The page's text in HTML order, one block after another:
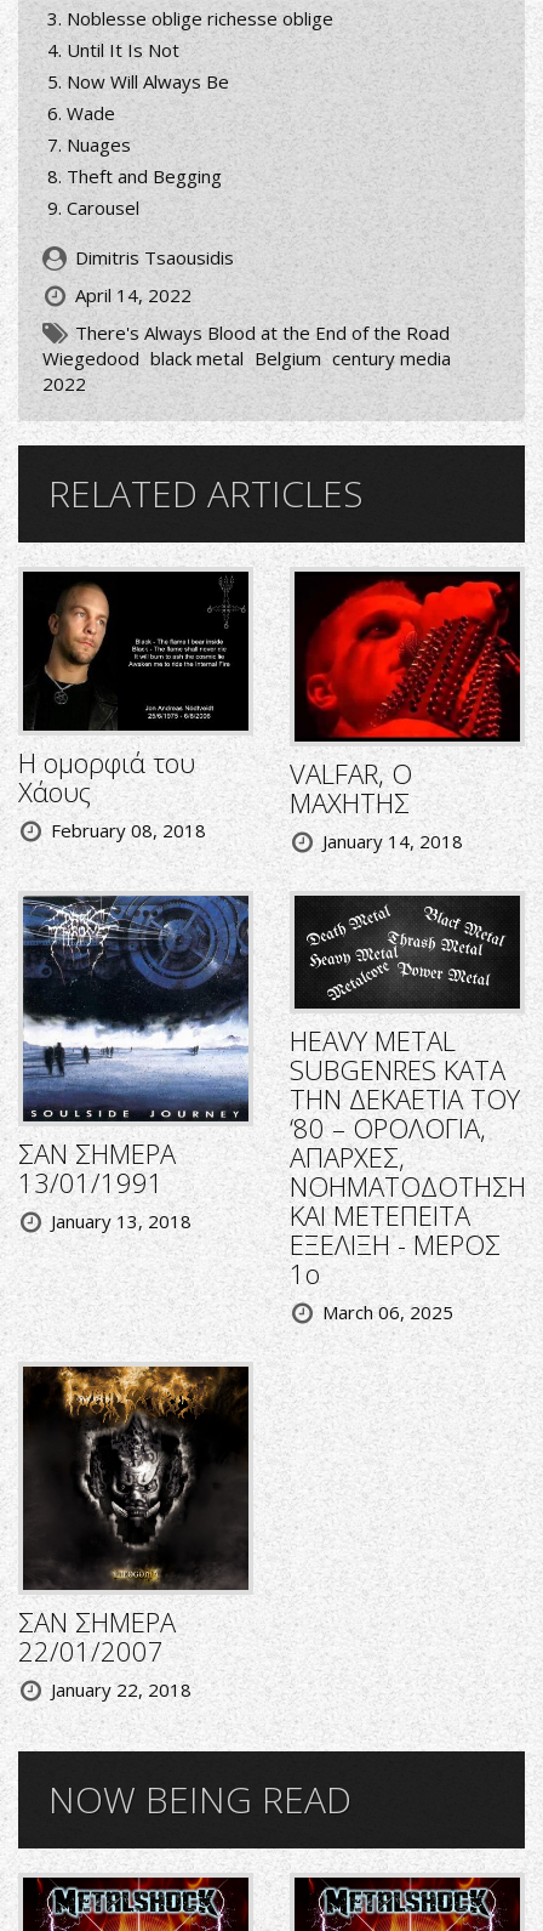
Noblesse oblige richesse oblige
Until It Is Not
Now Will Always Be
Wade
Nuages
Theft and Begging
Carousel
Dimitris Tsaousidis
April 14, 2022
There's Always Blood at the End of the Road
Wiegedood black metal Belgium century media
2022
RELATED ARTICLES
Η ομορφιά του
Χάους
February 08, 2018
VALFAR, Ο
ΜΑΧΗΤΗΣ
January 14, 2018
ΣΑΝ ΣΗΜΕΡΑ
13/01/1991
January 13, 2018
HEAVY METAL
SUBGENRES ΚΑΤΑ
ΤΗΝ ΔΕΚΑΕΤΙΑ ΤΟΥ
‘80 – ΟΡΟΛΟΓΙΑ,
ΑΠΑΡΧΕΣ,
ΝΟΗΜΑΤΟΔΟΤΗΣΗ
ΚΑΙ ΜΕΤΕΠΕΙΤΑ
ΕΞΕΛΙΞΗ - ΜΕΡΟΣ
1ο
March 06, 2025
ΣΑΝ ΣΗΜΕΡΑ
22/01/2007
January 22, 2018
NOW BEING READ